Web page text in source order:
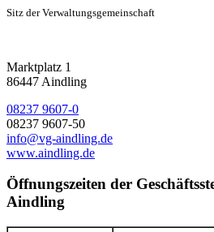
Sitz der Verwaltungsgemeinschaft
Marktplatz 1
86447 Aindling
08237 9607-0
08237 9607-50
info@vg-aindling.de
www.aindling.de
Öffnungszeiten der
Aindling